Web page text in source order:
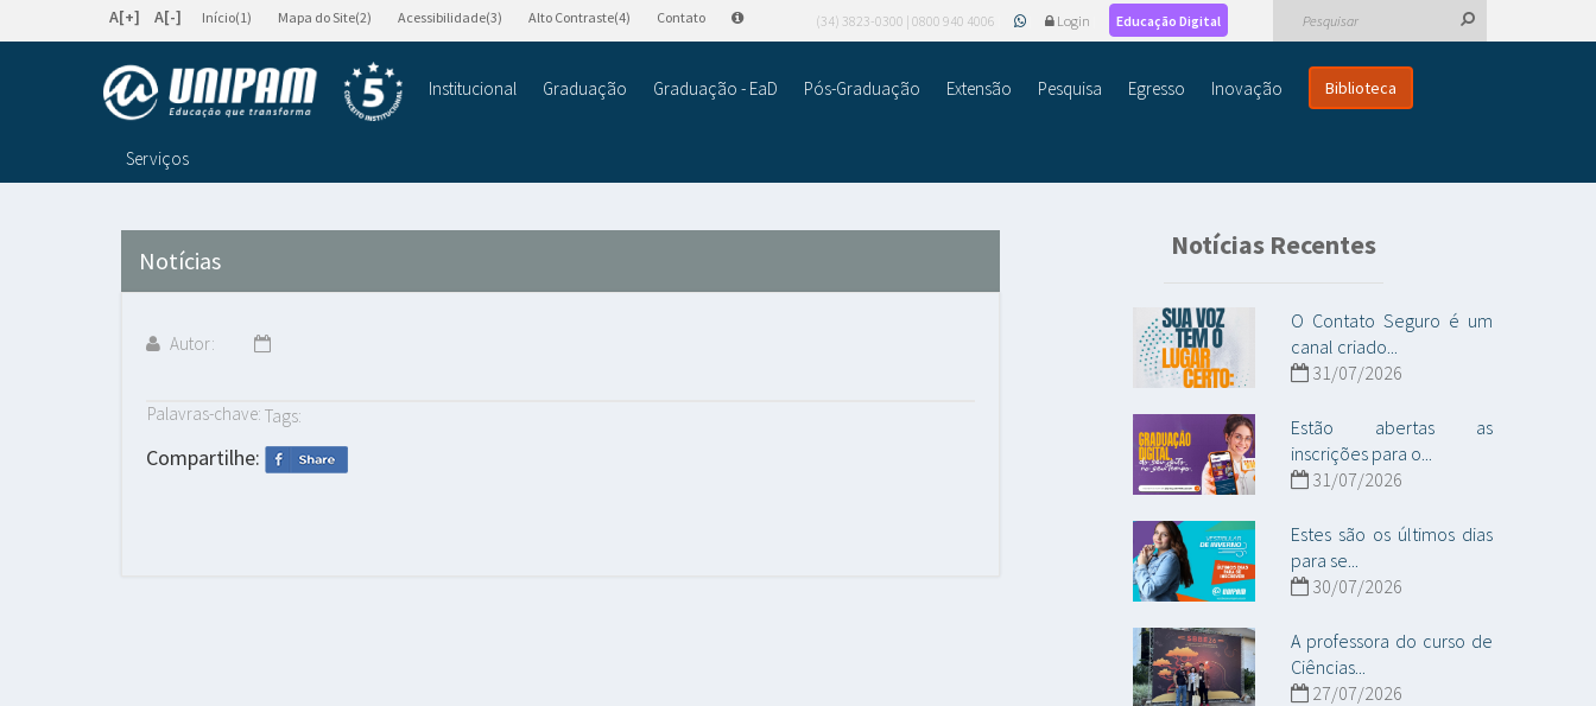
A[+] A[-] Início(1) Mapa do Site(2) Acessibilidade(3) Alto Contraste(4) Contato (34) 3823-0300 | 0800 940 4006 Login Educação Digital
Institucional Graduação Graduação - EaD Pós-Graduação Extensão Pesquisa Egresso Inovação Biblioteca
Serviços
Notícias
Autor:
Palavras-chave: Tags:
Compartilhe:
Notícias Recentes
O Contato Seguro é um
canal criado...
31/07/2026
Estão abertas as
inscrições para o...
31/07/2026
Estes são os últimos dias
para se...
30/07/2026
A professora do curso de
Ciências...
27/07/2026